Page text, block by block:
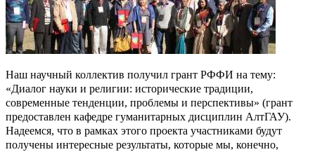
Наш научный коллектив получил грант РФФИ на тему:
«Диалог науки и религии: исторические традиции,
современные тенденции, проблемы и перспективы» (грант
предоставлен кафедре гуманитарных дисциплин АлтГАУ).
Надеемся, что в рамках этого проекта участниками будут
получены интересные результаты, которые мы, конечно,